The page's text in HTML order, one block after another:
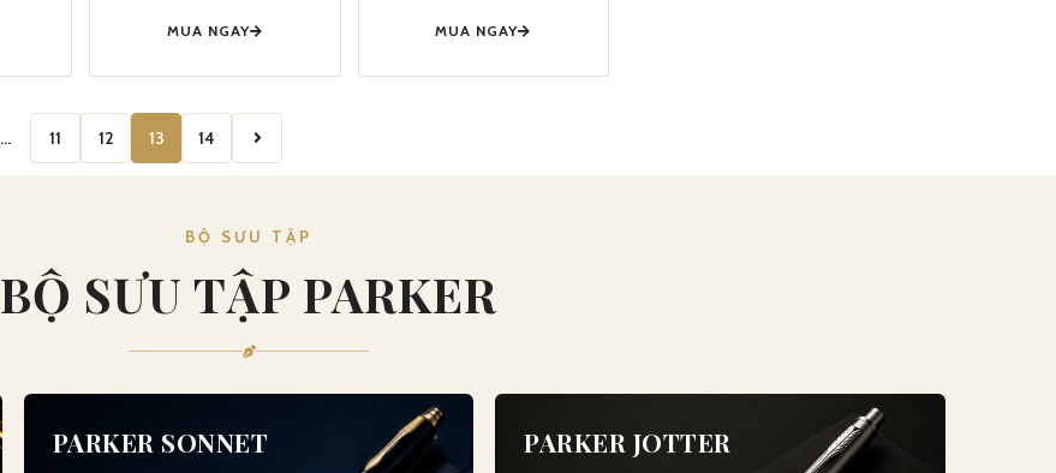
MUA NGAY MUA NGAY
… 11 12 13 14
BỘ SƯU TẬP
BỘ SƯU TẬP PARKER
PARKER SONNET PARKER JOTTER